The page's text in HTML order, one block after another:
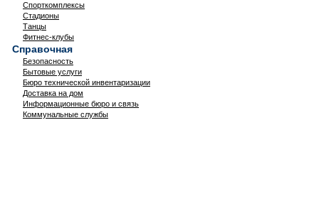
Спорткомплексы
Стадионы
Танцы
Фитнес-клубы
Справочная
Безопасность
Бытовые услуги
Бюро технической инвентаризации
Доставка на дом
Информационные бюро и связь
Коммунальные службы